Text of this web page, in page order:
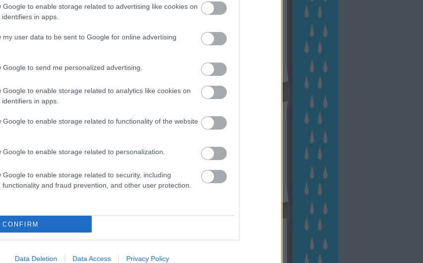
Google to enable storage related to advertising like cookies on
in apps.
my user data to be sent to Google for online advertising
Google to send me personalized advertising.
Google to enable storage related to analytics like cookies on
in apps.
Google to enable storage related to functionality of the website
Google to enable storage related to personalization.
Google to enable storage related to security, including
and fraud prevention, and other user protection.
CONFIRM
Data Deletion Data Access Privacy Policy
2022 szeptember
2022 augusztus
2022 április (
2021 december
2021 október
Budapest (45) dísznövény